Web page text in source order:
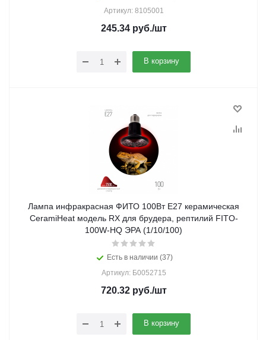
Артикул: 8105001
245.34руб./шт
В корзину
Лампа инфракрасная ФИТО 100Вт Е27 керамическая
CeramiHeat модель RX для брудера, рептилий FITO-
100W-НQ ЭРА (1/10/100)
Есть в наличии (37)
Артикул: Б0052715
720.32руб./шт
В корзину